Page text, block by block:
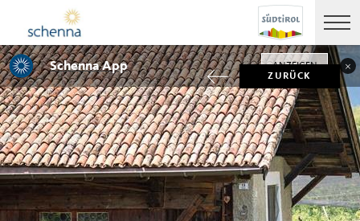
ZURÜCK
Schenna App ANZEIGEN